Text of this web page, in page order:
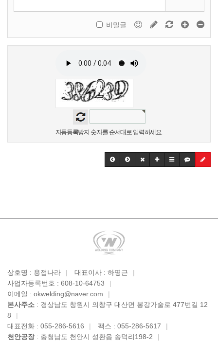
비밀글
자동등록방지 숫자를 순서대로 입력하세요.
상호명 : 용접나라 | 대표이사 : 하영근
|
사업자등록번호 : 608-10-64753
|
이메일 : okwelding@naver.com
|
본사주소 : 경상남도 창원시 의창구 대산면 봉강가술로 477번길 12
8
|
대표전화 : 055-286-5616
| 팩스 : 055-286-5617
|
천안공장: 충청남도 천안시 성환읍 송덕리198-2 |